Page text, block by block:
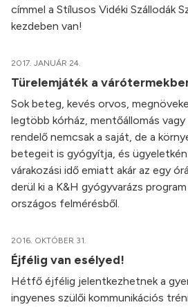
címmel a Stílusos Vidéki Szállodák
kezdeben van!
2017. JANUÁR 24.
Türelemjáték a
Sok beteg, kevés orvos,
legtöbb kórház, mentőállomás
rendelő nemcsak a saját, de a
betegeit is gyógyítja, és
várakozási idő emiatt akár az egy
derül ki a K&H gyógyvarázs
országos felmérésből.
2016. OKTÓBER 31.
Éjfélig van esélyed!
Hétfő éjfélig jelentkezhetnek a
ingyenes szülői kommunikációs